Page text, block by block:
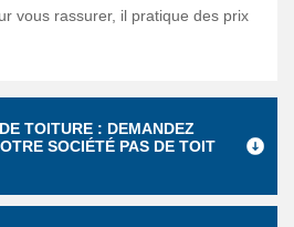
vous rassurer, il pratique des prix
TOITURE : DEMANDEZ
SOCIÉTÉ PAS DE TOIT